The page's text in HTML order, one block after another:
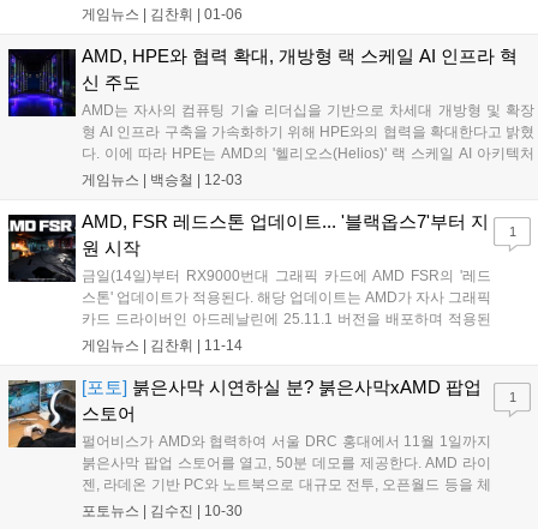
등 모바일 및 데스크톱 프로세서 포트폴리오를 공개했다. AI PC
할 예정이다....
게임뉴스 | 김찬휘 01-06
AMD, HPE와 협력 확대, 개방형 랙 스케일 AI 인프라 혁
신 주도
AMD는 자사의 컴퓨팅 기술 리더십을 기반으로 차세대 개방형 및 확장
형 AI 인프라 구축을 가속화하기 위해 HPE와의 협력을 확대한다고 밝혔
다. 이에 따라 HPE는 AMD의 '헬리오스(Helios)' 랙 스케일 AI 아키텍처
를 도입하는 최초의 시스템 제공업체 중 하나가 된다. 헬리오스 아키텍
(Broadcom)과 협력해 특수 설계한 'HPE 주니퍼 네트워킹(Juniper
Networking)' 스케일업 스위치와 소프트웨어를 통합한 것이 특징이다....
게임뉴스 | 백승철 12-03
AMD, FSR 레드스톤 업데이트... '블랙옵스7'부터 지
원 시작
금일(14일)부터 RX9000번대 그래픽 카드에 AMD FSR의 '레드
스톤' 업데이트가 적용된다. 해당 업데이트는 AMD가 자사 그래픽
카드 드라이버인 아드레날린에 25.11.1 버전을 배포하며 적용된
것으로 올해 5월 컴퓨텍스에 첫 발표 이후 6개월 만에 적용됐다.
시기에 출시된 '콜...
게임뉴스 | 김찬휘 11-14
1
[포토] 붉은사막 시연하실 분? 붉은사막xAMD 팝업
스토어
펄어비스가 AMD와 협력하여 서울 DRC 홍대에서 11월 1일까지
붉은사막 팝업 스토어를 열고, 50분 데모를 제공한다. AMD 라이
젠, 라데온 기반 PC와 노트북으로 대규모 전투, 오픈월드 등을 체
험할 수 있다. 팝업 스토어는 다트, 룰렛, 포토존 등 다양한 즐길
포토뉴스 | 김수진 10-30
1